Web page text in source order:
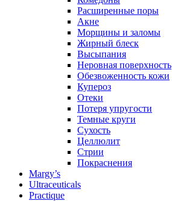
Расширенные поры
Акне
Морщины и заломы
Жирный блеск
Высыпания
Неровная поверхность
Обезвоженность кожи
Купероз
Отеки
Потеря упругости
Темные круги
Сухость
Целлюлит
Стрии
Покраснения
Margy’s
Ultraceuticals
Practique